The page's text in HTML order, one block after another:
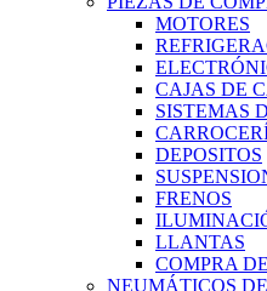
MOTORES
CAJAS DE
SISTEMAS
DEPOSITOS
FRENOS
LLANTAS
COMPRA
NEUMÁTICOS